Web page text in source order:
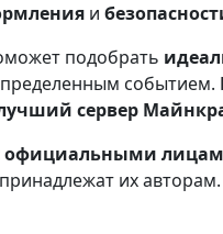
и
подобрать
событием.
сервер
официальными
их авторам.